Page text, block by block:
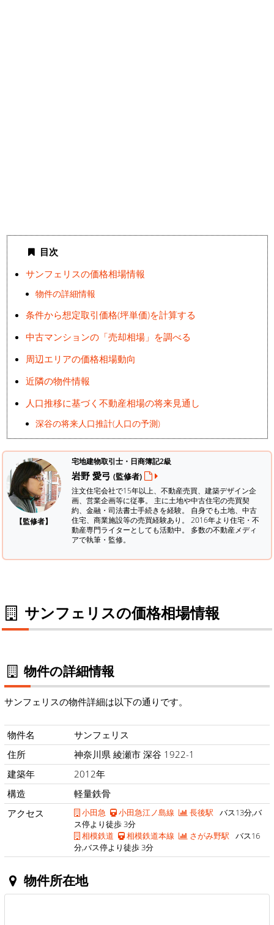
目次
サンフェリスの価格相場情報
物件の詳細情報
条件から想定取引価格(坪単価)を計算する
中古マンションの「売却相場」を調べる
周辺エリアの価格相場動向
近隣の物件情報
人口推移に基づく不動産相場の将来見通し
深谷の将来人口推計(人口の予測)
【監修者】
宅地建物取引士・日商簿記2級
岩野 愛弓 (監修者)
注文住宅会社で15年以上、不動産売買、建築デザイン企
画、営業企画等に従事。 主に土地や中古住宅の売買契
約、金融・司法書士手続きを経験。 自身でも土地、中古
住宅、商業施設等の売買経験あり。 2016年より住宅・不
動産専門ライターとしても活動中。 多数の不動産メディ
アで執筆・監修。
サンフェリスの価格相場情報
物件の詳細情報
サンフェリスの物件詳細は以下の通りです。
物件名
サンフェリス
住所
神奈川県 綾瀬市 深谷 1922-1
建築年
2012年
構造
軽量鉄骨
アクセス
小田急 小田急江ノ島線 長後駅 バス13分,バ
ス停より徒歩 3分
相模鉄道
相模鉄道本線 さがみ野駅 バス16
分,バス停より徒歩 3分
物件所在地